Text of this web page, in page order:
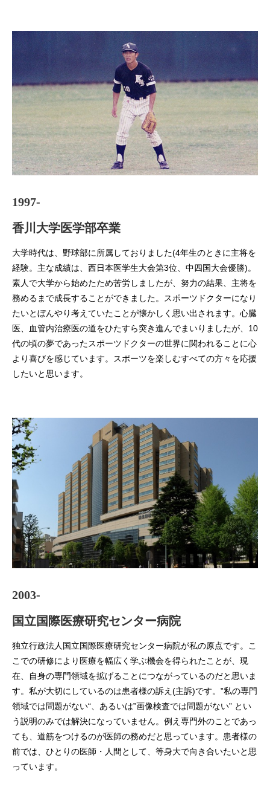
1997-
香川大学医学部卒業
大学時代は、野球部に所属しておりました(4年生のときに主将を
経験。主な成績は、西日本医学生大会第3位、中四国大会優勝)。
素人で大学から始めたため苦労しましたが、努力の結果、主将を
務めるまで成長することができました。スポーツドクターになり
たいとぼんやり考えていたことが懐かしく思い出されます。心臓
医、血管内治療医の道をひたすら突き進んでまいりましたが、10
代の頃の夢であったスポーツドクターの世界に関われることに心
より喜びを感じています。スポーツを楽しむすべての方々を応援
したいと思います。
2003-
国立国際医療研究センター病院
独立行政法人国立国際医療研究センター病院が私の原点です。こ
こでの研修により医療を幅広く学ぶ機会を得られたことが、現
在、自身の専門領域を拡げることにつながっているのだと思いま
す。私が大切にしているのは患者様の訴え(主訴)です。‟私の専門
領域では問題がない“、あるいは‟画像検査では問題がない” とい
う説明のみでは解決になっていません。例え専門外のことであっ
ても、道筋をつけるのが医師の務めだと思っています。患者様の
前では、ひとりの医師・人間として、等身大で向き合いたいと思
っています。